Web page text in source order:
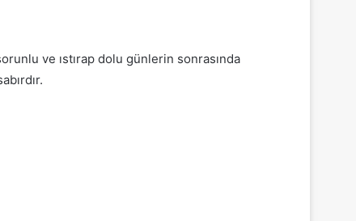
ve ıstırap dolu günlerin sonrasında